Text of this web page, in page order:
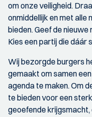
om onze veiligheid.
onmiddellijk en met alle
bieden. Geef de
Kies een partij die dáár
Wij bezorgde burgers
gemaakt om samen
agenda te maken. Om
te bieden voor een
geoefende krijgsmacht,